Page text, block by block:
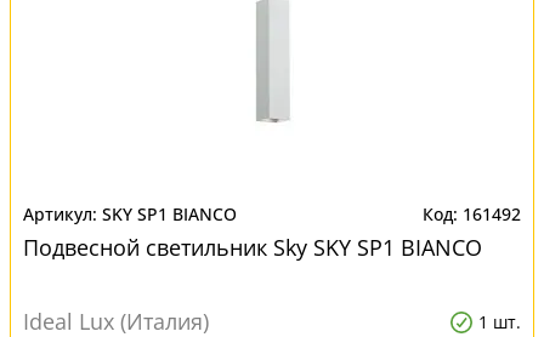
SKY SP1 BIANCO 161492
Подвесной светильник Sky SKY SP1 BIANCO
Ideal Lux (Италия) 1 шт.